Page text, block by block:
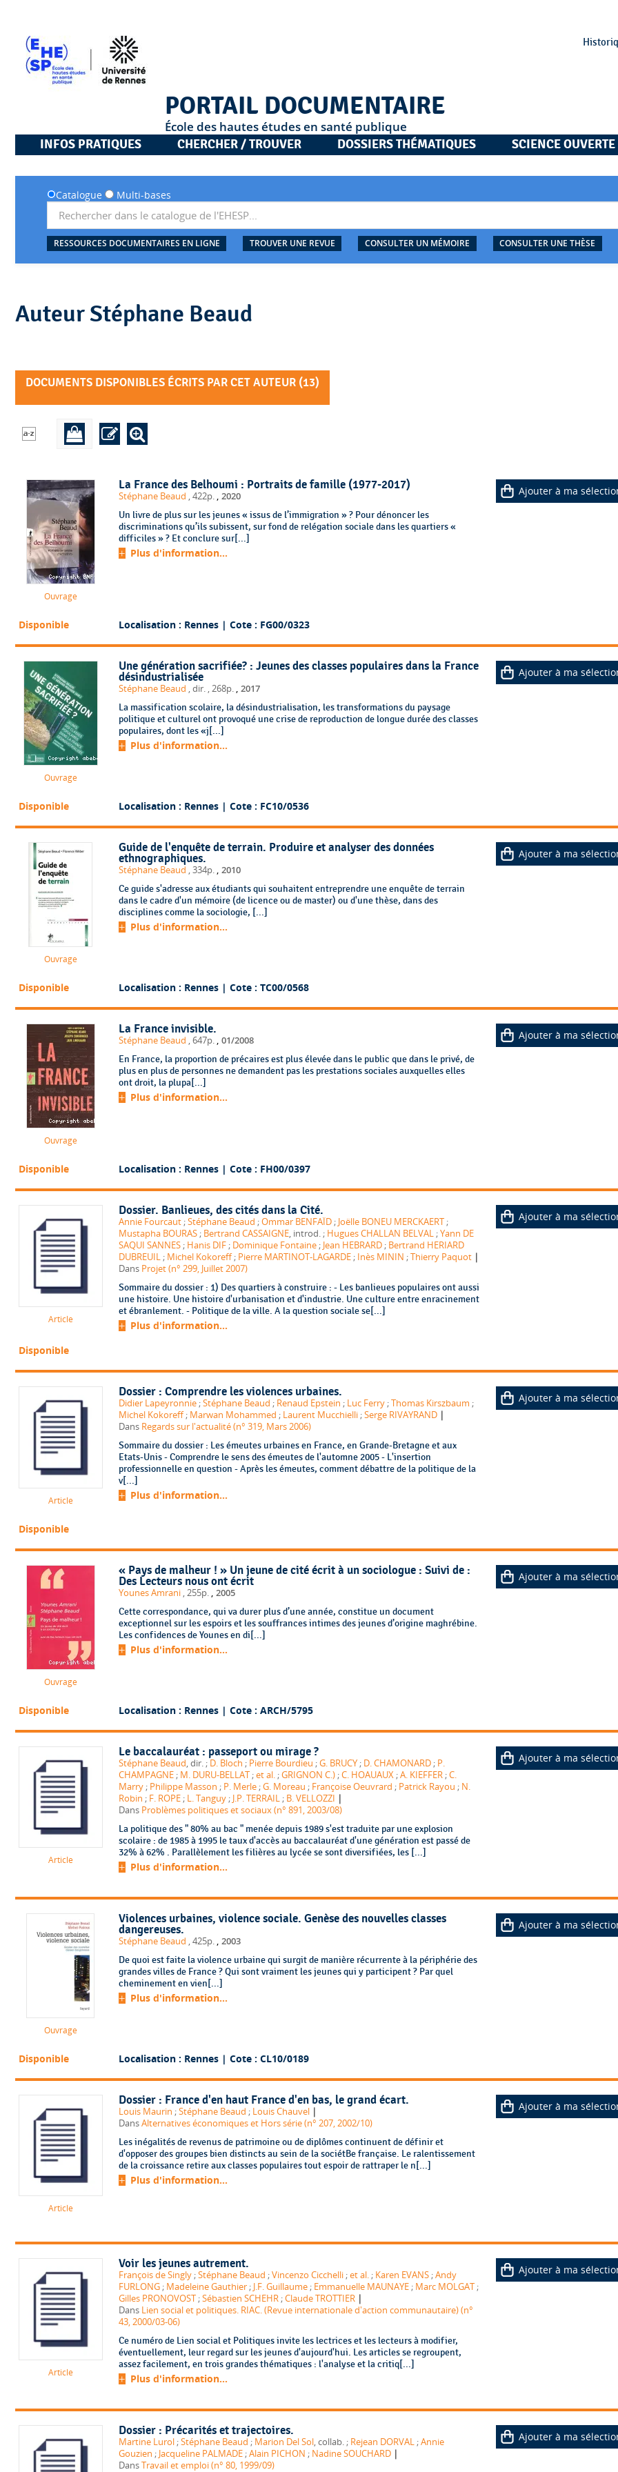
PORTAIL DOCUMENTAIRE
École des hautes études en santé publique
INFOS PRATIQUES
CHERCHER / TROUVER DOSSIERS THÉMATIQUES SCIENCE OUVERTE
Catalogue Multi-bases
RESSOURCES DOCUMENTAIRES EN LIGNE TROUVER UNE REVUE CONSULTER UN MÉMOIRE CONSULTER UNE THÈSE
Auteur Stéphane Beaud
DOCUMENTS DISPONIBLES ÉCRITS PAR CET AUTEUR (13)
Ouvrage
La France des Belhoumi : Portraits de famille (1977-2017)
Stéphane Beaud , 422p. 2020
Un livre de plus sur les jeunes « issus de l’immigration » ? Pour dénoncer les
discriminations qu’ils subissent, sur fond de relégation sociale dans les quartiers «
difficiles » ? Et conclure sur[...]
Plus d'information...
Ajouter à ma
Disponible Localisation : Rennes | Cote : FG00/0323
Ouvrage
Une génération sacrifiée? : Jeunes des classes populaires dans la France
désindustrialisée
Stéphane Beaud , dir. , 268p. 2017
La massification scolaire, la désindustrialisation, les transformations du paysage
politique et culturel ont provoqué une crise de reproduction de longue durée des classes
populaires, dont les «j[...]
Plus d'information...
Ajouter à ma
Disponible Localisation : Rennes | Cote : FC10/0536
Ouvrage
Guide de l'enquête de terrain. Produire et analyser des données
ethnographiques.
Stéphane Beaud , 334p. 2010
Ce guide s'adresse aux étudiants qui souhaitent entreprendre une enquête de terrain
dans le cadre d'un mémoire (de licence ou de master) ou d'une thèse, dans des
disciplines comme la sociologie, [...]
Plus d'information...
Ajouter à ma
Disponible Localisation : Rennes | Cote : TC00/0568
Ouvrage
La France invisible.
Stéphane Beaud , 647p. 01/2008
En France, la proportion de précaires est plus élevée dans le public que dans le privé, de
plus en plus de personnes ne demandent pas les prestations sociales auxquelles elles
ont droit, la plupa[...]
Plus d'information...
Ajouter à ma
Disponible Localisation : Rennes | Cote : FH00/0397
Article
Dossier. Banlieues, des cités dans la Cité.
Annie Fourcaut ;Stéphane Beaud ;Ommar BENFAÏD ; Joëlle BONEU MERCKAERT ;
Mustapha BOURAS ; Bertrand CASSAIGNE , introd. ; Hugues CHALLAN BELVAL ;Yann DE
SAQUI SANNES ; Hanis DIF ; Dominique Fontaine ; Jean HEBRARD ; Bertrand HERIARD
DUBREUIL ; Michel Kokoreff ; Pierre MARTINOT-LAGARDE ; Inès MININ ;Thierry Paquot |
Dans Projet (n° 299, Juillet 2007)
Sommaire du dossier : 1) Des quartiers à construire : - Les banlieues populaires ont aussi
une histoire. Une histoire d'urbanisation et d'industrie. Une culture entre enracinement
et ébranlement. - Politique de la ville. A la question sociale se[...]
Plus d'information...
Ajouter à ma
Disponible
Article
Dossier : Comprendre les violences urbaines.
Didier Lapeyronnie ;Stéphane Beaud ; Renaud Epstein ; Luc Ferry ;Thomas Kirszbaum ;
Michel Kokoreff ; Marwan Mohammed ; Laurent Mucchielli ;Serge RIVAYRAND |
Dans Regards sur l'actualité (n° 319, Mars 2006)
Sommaire du dossier : Les émeutes urbaines en France, en Grande-Bretagne et aux
Etats-Unis - Comprendre le sens des émeutes de l'automne 2005 - L'insertion
professionnelle en question - Après les émeutes, comment débattre de la politique de la
v[...]
Plus d'information...
Ajouter à ma
Disponible
Ouvrage
« Pays de malheur ! » Un jeune de cité écrit à un sociologue : Suivi de :
Des Lecteurs nous ont écrit
Younes Amrani , 255p. 2005
Cette correspondance, qui va durer plus d’une année, constitue un document
exceptionnel sur les espoirs et les souffrances intimes des jeunes d’origine maghrébine.
Les confidences de Younes en di[...]
Plus d'information...
Ajouter à ma
Disponible Localisation : Rennes | Cote : ARCH/5795
Article
Le baccalauréat : passeport ou mirage ?
Stéphane Beaud , dir. ; D. Bloch ; Pierre Bourdieu ;G. BRUCY ; D. CHAMONARD ; P.
CHAMPAGNE ; M. DURU-BELLAT ;et al. ;GRIGNON C.) ;C. HOAUAUX ;A. KIEFFER ;C.
Marry ; Philippe Masson ; P. Merle ;G. Moreau ; Françoise Oeuvrard ; Patrick Rayou ; N.
Robin ; F. ROPE ; L. Tanguy ; J.P. TERRAIL ; B. VELLOZZI |
Dans Problèmes politiques et sociaux (n° 891, 2003/08)
La politique des " 80% au bac " menée depuis 1989 s'est traduite par une explosion
scolaire : de 1985 à 1995 le taux d'accès au baccalauréat d'une génération est passé de
32% à 62% . Parallèlement les filières au lycée se sont diversifiées, les [...]
Plus d'information...
Ajouter à ma
Ouvrage
Violences urbaines, violence sociale. Genèse des nouvelles classes
dangereuses.
Stéphane Beaud , 425p. 2003
De quoi est faite la violence urbaine qui surgit de manière récurrente à la périphérie des
grandes villes de France ? Qui sont vraiment les jeunes qui y participent ? Par quel
cheminement en vien[...]
Plus d'information...
Ajouter à ma
Disponible Localisation : Rennes | Cote : CL10/0189
Article
Dossier : France d'en haut France d'en bas, le grand écart.
Louis Maurin ;Stéphane Beaud ; Louis Chauvel |
DansAlternatives économiques et Hors série (n° 207, 2002/10)
Les inégalités de revenus de patrimoine ou de diplômes continuent de définir et
d'opposer des groupes bien distincts au sein de la sociétBe française. Le ralentissement
de la croissance retire aux classes populaires tout espoir de rattraper le n[...]
Plus d'information...
Ajouter à ma
Article
Voir les jeunes autrement.
François de Singly ;Stéphane Beaud ;Vincenzo Cicchelli ;et al. ; Karen EVANS ;Andy
FURLONG ; Madeleine Gauthier ; J.F. Guillaume ; Emmanuelle MAUNAYE ; Marc MOLGAT ;
Gilles PRONOVOST ;Sébastien SCHEHR ;Claude TROTTIER |
Dans Lien social et politiques. RIAC. (Revue internationale d'action communautaire) (n°
43, 2000/03-06)
Ce numéro de Lien social et Politiques invite les lectrices et les lecteurs à modifier,
éventuellement, leur regard sur les jeunes d'aujourd'hui. Les articles se regroupent,
assez facilement, en trois grandes thématiques : l'analyse et la critiq[...]
Plus d'information...
Ajouter à ma
Dossier : Précarités et trajectoires.
Martine Lurol ;Stéphane Beaud ; Marion Del Sol , collab. ; Rejean DORVAL ;Annie
Gouzien ; Jacqueline PALMADE ;Alain PICHON ; Nadine SOUCHARD |
DansTravail et emploi (n° 80, 1999/09)
Ajouter à ma